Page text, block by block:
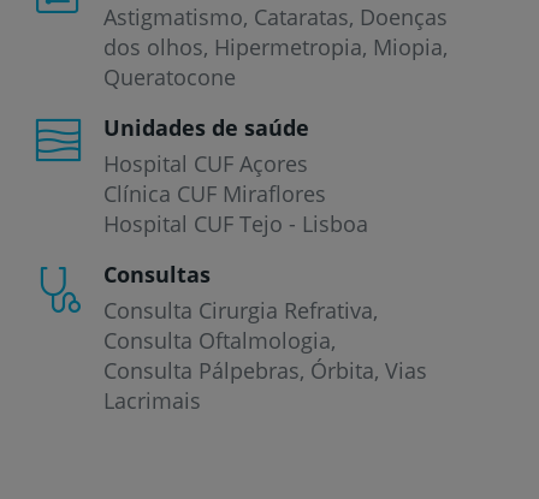
Astigmatismo Cataratas Doenças
dos olhos Hipermetropia Miopia
Queratocone
Unidades de saúde
Hospital CUF Açores
Clínica CUF Miraflores
Hospital CUF Tejo - Lisboa
Consultas
Consulta Cirurgia Refrativa
Consulta Oftalmologia
Consulta Pálpebras, Órbita, Vias
Lacrimais